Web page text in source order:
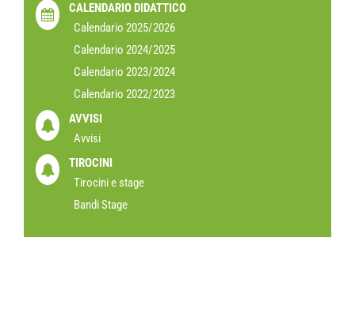
CALENDARIO DIDATTICO
Calendario 2025/2026
Calendario 2024/2025
Calendario 2023/2024
Calendario 2022/2023
AVVISI
Avvisi
TIROCINI
Tirocini e stage
Bandi Stage